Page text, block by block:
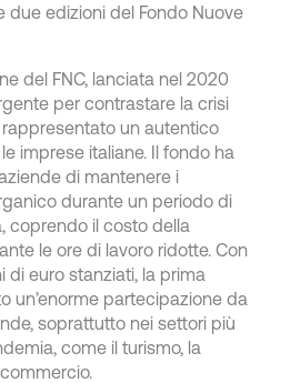
due edizioni del Fondo Nuove
del FNC, lanciata nel 2020
per contrastare la crisi
un autentico
imprese italiane. Il fondo ha
di mantenere i
durante un periodo di
coprendo il costo della
le ore di lavoro ridotte. Con
di euro stanziati, la prima
un’enorme partecipazione da
soprattutto nei settori più
come il turismo, la